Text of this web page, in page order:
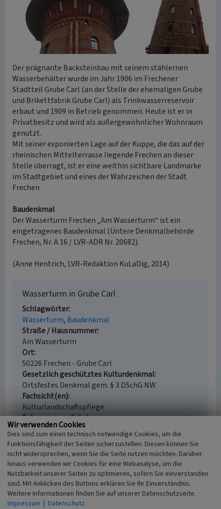
Der prägnante Backsteinbau mit seinem stählernen
Wasserbehälter wurde im Jahr 1906 im Frechener
Stadtteil Grube Carl (an der Stelle der ehemaligen Grube
und Brikettfabrik Grube Carl) als Trinkwasserreservoir
erbaut und 1909 in Betrieb genommen. Heute ist er in
Privatbesitz und wird als außergewöhnlicher Wohnraum
genutzt.
Mit seiner exponierten Lage auf der Kuppe, die das auf der
rheinischen Mittelterrasse liegende Frechen an dieser
Stelle überragt, ist er eine weithin sichtbare Landmarke
im Stadtgebiet und eines der Wahrzeichen der Stadt
Frechen.
Baudenkmal
Der Wasserturm Frechen „Am Wasserturm“ ist ein
eingetragenes Baudenkmal (Untere Denkmalbehörde
Frechen, Nr. A 16 / LVR-ADR Nr. 20682).
(Anne Hentrich, LVR-Redaktion KuLaDig, 2014)
Wasserturm in Grube Carl
Schlagwörter
Wasserturm Baudenkmal
Straße / Hausnummer
Am Wasserturm
Ort
50226 Frechen - Grube Carl
Gesetzlich geschütztes Kulturdenkmal
Ortsfestes Denkmal gem. § 3 DSchG NW
Fachsicht(en)
Kulturlandschaftspflege
Erfassungsmaßstab
i.d.R. 1:5.000 (größer als 1:20.000)
Erfassungsmethode
Geländebegehung/-kartierung
Historischer Zeitraum
Beginn 1906 bis 1909
Wir verwenden Cookies
Dies sind zum einen technisch notwendige Cookies, um die
Funktionsfähigkeit der Seiten sicherzustellen. Diesen können Sie
nicht widersprechen, wenn Sie die Seite nutzen möchten. Darüber
hinaus verwenden wir Cookies für eine Webanalyse, um die
Nutzbarkeit unserer Seiten zu optimieren, sofern Sie einverstanden
sind. Mit Anklicken des Buttons erklären Sie Ihr Einverständnis.
Weitere Informationen finden Sie auf unserer Datenschutzseite.
Impressum | Datenschutz